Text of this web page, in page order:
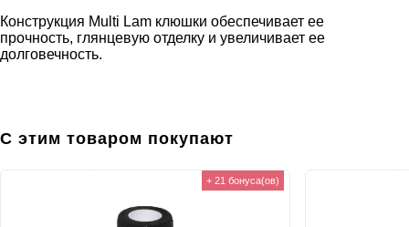
Конструкция Multi Lam клюшки обеспечивает ее
прочность, глянцевую отделку и увеличивает ее
долговечность.
С этим товаром покупают
+ 21 бонуса(ов)